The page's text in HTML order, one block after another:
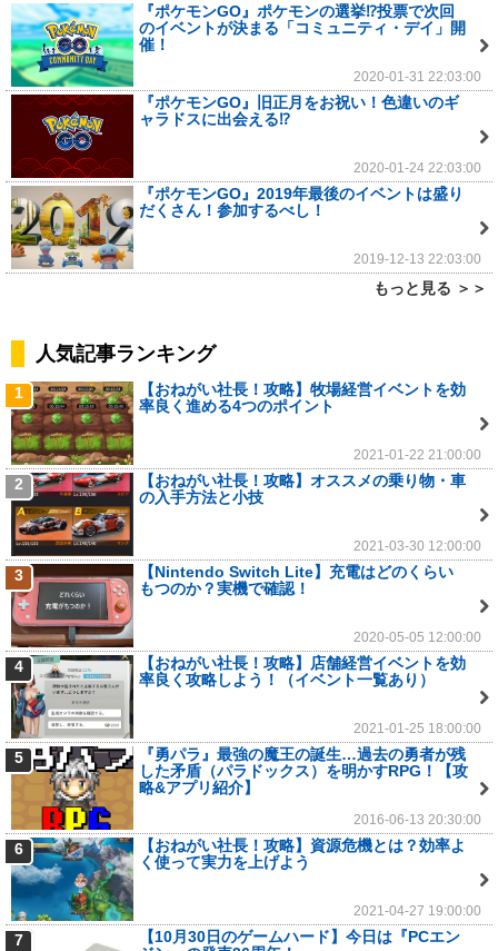
『ポケモンGO』ポケモンの選挙⁉投票で次回
のイベントが決まる「コミュニティ・デイ」開
催！
2020-01-31 22:03:00
『ポケモンGO』旧正月をお祝い！色違いのギ
ャラドスに出会える⁉
2020-01-24 22:03:00
『ポケモンGO』2019年最後のイベントは盛り
だくさん！参加するべし！
2019-12-13 22:03:00
もっと見る ＞＞
人気記事ランキング
1
【おねがい社長！攻略】牧場経営イベントを効
率良く進める4つのポイント
2021-01-22 21:00:00
2
【おねがい社長！攻略】オススメの乗り物・車
の入手方法と小技
2021-03-30 12:00:00
3
【Nintendo Switch Lite】充電はどのくらい
もつのか？実機で確認！
2020-05-05 12:00:00
4
【おねがい社長！攻略】店舗経営イベントを効
率良く攻略しよう！（イベント一覧あり）
2021-01-25 18:00:00
5
『勇パラ』最強の魔王の誕生…過去の勇者が残
した矛盾（パラドックス）を明かすRPG！【攻
略&アプリ紹介】
2016-06-13 20:30:00
6
【おねがい社長！攻略】資源危機とは？効率よ
く使って実力を上げよう
2021-04-27 19:00:00
7
【10月30日のゲームハード】今日は『PCエン